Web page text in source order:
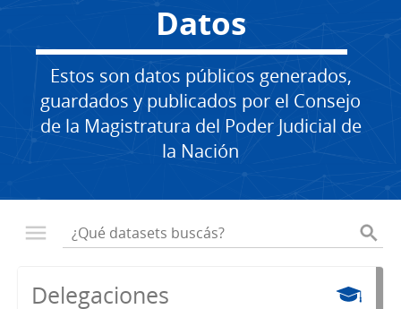
Datos
Estos son datos públicos generados,
guardados y publicados por el Consejo
de la Magistratura del Poder Judicial de
la Nación
Delegaciones